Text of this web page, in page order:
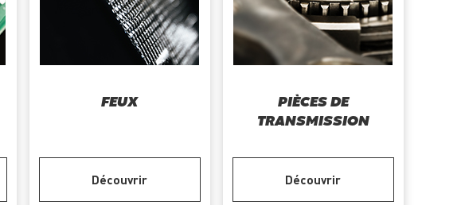
FEUX
Découvrir
PIÈCES DE
TRANSMISSION
Découvrir